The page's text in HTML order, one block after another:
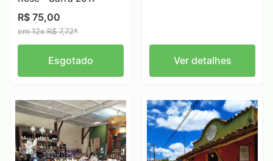
R$ 75,00
em 12x R$ 7,72*
Esgotado Ver detalhes